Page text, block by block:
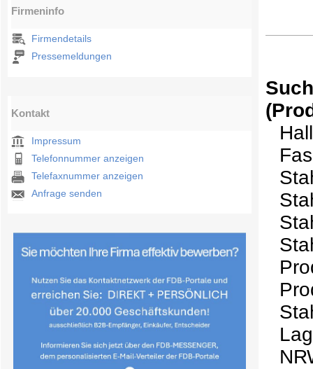
Firmeninfo
Firmendetails
Pressemeldungen
Kontakt
Impressum
Telefonnummer anzeigen
Telefaxnummer anzeigen
Anfrage senden